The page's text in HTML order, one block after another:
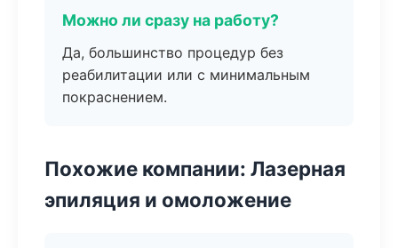
Можно ли сразу на работу?
Да, большинство процедур без
реабилитации или с минимальным
покраснением.
Похожие компании: Лазерная
эпиляция и омоложение